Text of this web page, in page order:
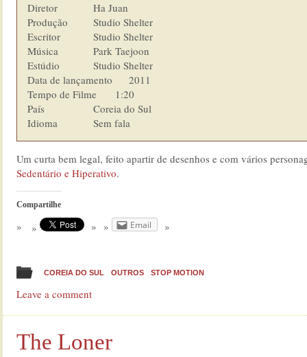
Diretor         	Ha Juan
Produção        	Studio Shelter
Escritor        	Studio Shelter
Música          	Park Taejoon
Estúdio  	        Studio Shelter
Data de lançamento      2011
Tempo de Filme    	1:20
País            	Coreia do Sul
Idioma  	        Sem fala
Um curta bem legal, feito apartir de desenhos e com vários
Sedentário e Hiperativo.
Compartilhe
Email
COREIA DO SUL OUTROS STOP MOTION
Leave a comment
The Loner